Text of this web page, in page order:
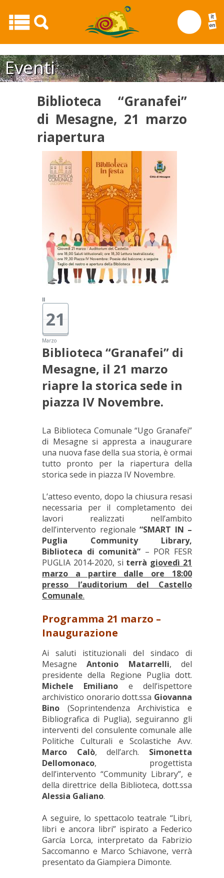
Biblioteca “Granafei” di Mesagne, 21 marzo riapertura20
Eventi
Biblioteca “Granafei”
di Mesagne, 21 marzo
riapertura
Il
21
Marzo
Biblioteca “Granafei” di
Mesagne, il 21 marzo
riapre la storica sede in
piazza IV Novembre.
La Biblioteca Comunale “Ugo Granafei”
di Mesagne si appresta a inaugurare
una nuova fase della sua storia, è ormai
tutto pronto per la riapertura della
storica sede in piazza IV Novembre.
L’atteso evento, dopo la chiusura resasi
necessaria per il completamento dei
lavori realizzati nell’ambito
dell’intervento regionale “SMART IN –
Puglia Community Library,
Biblioteca di comunità” – POR FESR
PUGLIA 2014-2020, si terrà giovedì 21
marzo a partire dalle ore 18:00
presso l’auditorium del Castello
Comunale.
Programma 21 marzo –
Inaugurazione
Ai saluti istituzionali del sindaco di
MesagneAntonio Matarrelli, del
presidente della Regione Puglia dott.
Michele Emiliano e dell’ispettore
archivistico onorario dott.ssa Giovanna
Bino (Soprintendenza Archivistica e
Bibliografica di Puglia), seguiranno gli
interventi del consulente comunale alle
Politiche Culturali e Scolastiche Avv.
Marco Calò, dell’arch. Simonetta
Dellomonaco, progettista
dell’intervento “Community Library”, e
della direttrice della Biblioteca, dott.ssa
Alessia Galiano.
A seguire, lo spettacolo teatrale “Libri,
libri e ancora libri” ispirato a Federico
García Lorca, interpretato da Fabrizio
Saccomanno e Marco Schiavone, verrà
presentato da Giampiera Dimonte.